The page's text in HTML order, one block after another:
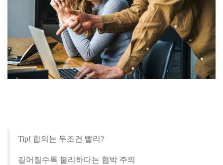
Tip! 합의는 무조건 빨리 ?
길어질수록 불리하다는 협박 주의